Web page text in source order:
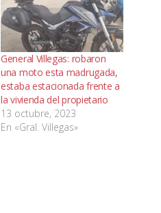
General Villegas: robaron
una moto esta madrugada,
estaba estacionada frente a
la vivienda del propietario
13 octubre, 2023
En «Gral. Villegas»